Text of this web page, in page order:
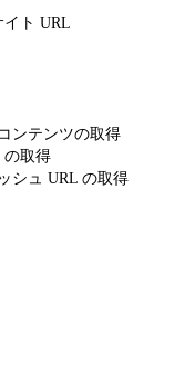
ト URL
ンテンツの取得
の取得
シュ URL の取得